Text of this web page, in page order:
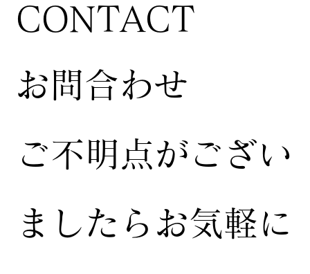
お問合わせ
ご不明点がござい
ましたらお気軽に
CONTACT